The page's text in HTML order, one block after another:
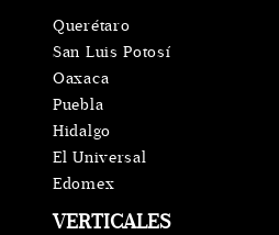
VERTICALES
Querétaro
San Luis Potosí
Oaxaca
Puebla
Hidalgo
El Universal
Edomex